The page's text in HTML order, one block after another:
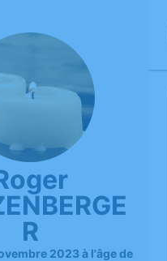
R
2023 à l'âge de